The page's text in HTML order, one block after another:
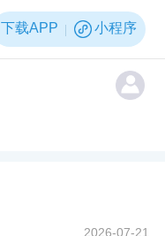
下载APP 小程序
2026-07-21